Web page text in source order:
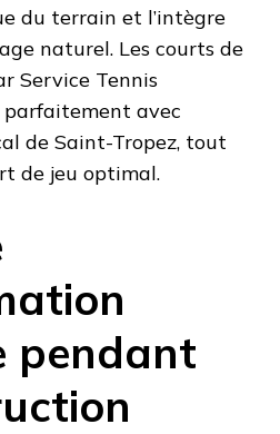
du terrain et l’intègre
naturel. Les courts de
Service Tennis
parfaitement avec
de Saint-Tropez, tout
de jeu optimal.
pendant